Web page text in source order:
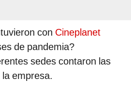
con Cineplanet
de pandemia?
sedes contaron las
empresa.